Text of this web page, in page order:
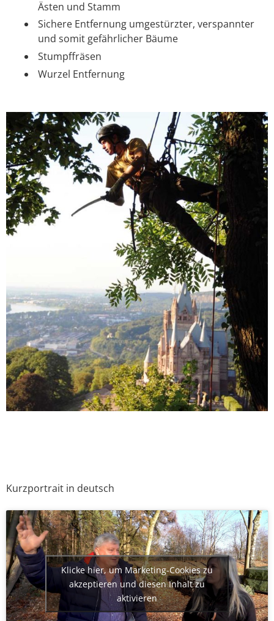
Ästen und Stamm
Sichere Entfernung umgestürzter, verspannter
und somit gefährlicher Bäume
Stumpffräsen
Wurzel Entfernung
Kurzportrait in deutsch
Klicke hier, um Marketing-Cookies zu
akzeptieren und diesen Inhalt zu
aktivieren